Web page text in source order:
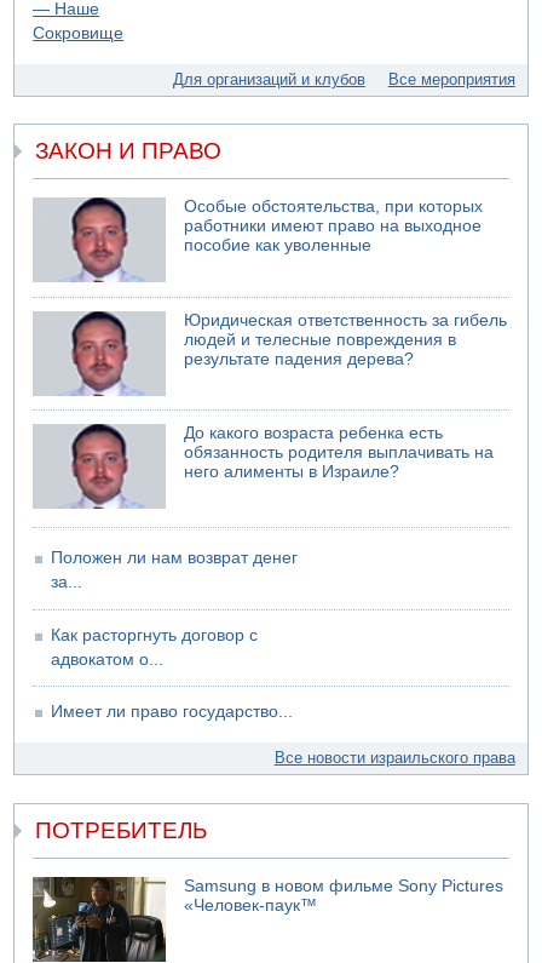
Для организаций и клубов Все мероприятия
ЗАКОН И ПРАВО
Особые обстоятельства, при которых
работники имеют право на выходное
пособие как уволенные
Юридическая ответственность за гибель
людей и телесные повреждения в
результате падения дерева?
До какого возраста ребенка есть
обязанность родителя выплачивать на
него алименты в Израиле?
Положен ли нам возврат денег
за...
Как расторгнуть договор с
адвокатом о...
Имеет ли право государство...
Все новости израильского права
ПОТРЕБИТЕЛЬ
Samsung в новом фильме Sony Pictures
«Человек-паук™